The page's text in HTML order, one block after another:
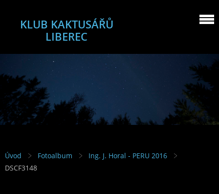
KLUB KAKTUSÁŘŮ
LIBEREC
Úvod Fotoalbum
Ing. J. Horal - PERU 2016
DSCF3148